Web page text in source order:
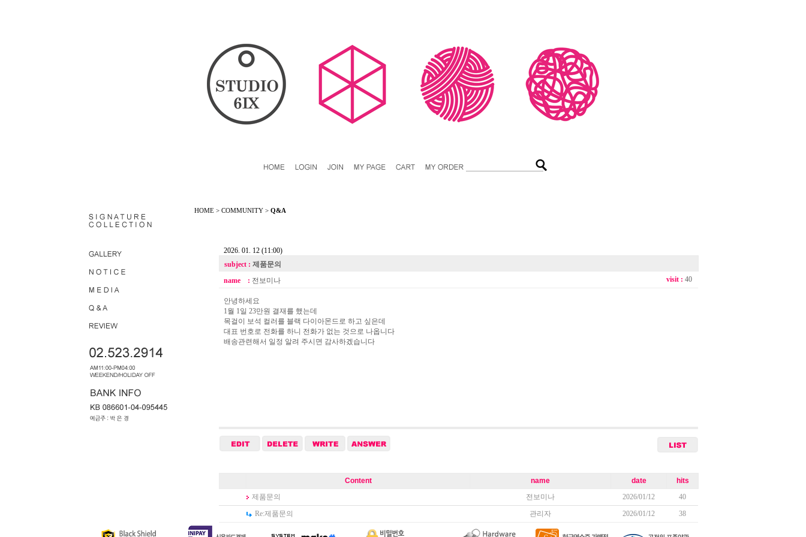
HOME > COMMUNITY > Q&A
2026. 01. 12 (11:00)
subject : 제품문의
name : 전보미나 visit : 40
안녕하세요
1월 1일 23만원 결재를 했는데
목걸이 보석 컬러를 블랙 다이아몬드로 하고 싶은데
대표 번호로 전화를 하니 전화가 없는 것으로 나옵니다
배송관련해서 일정 알려 주시면 감사하겠습니다
Content name date
hits
제품문의
전보미나 2026/01/12
40
Re:제품문의 관리자 2026/01/12 38